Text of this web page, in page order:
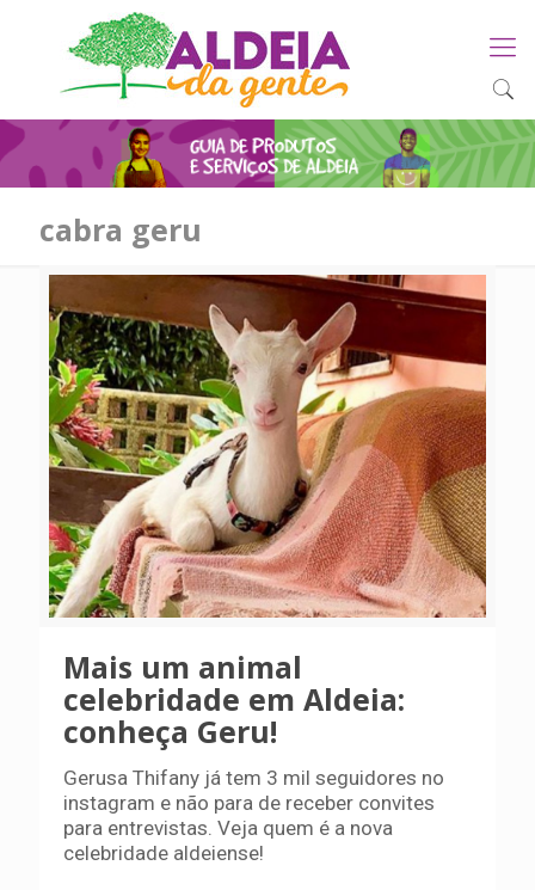
cabra geru
Mais um animal
celebridade em Aldeia:
conheça Geru!
Gerusa Thifany já tem 3 mil seguidores no
instagram e não para de receber convites
para entrevistas. Veja quem é a nova
celebridade aldeiense!